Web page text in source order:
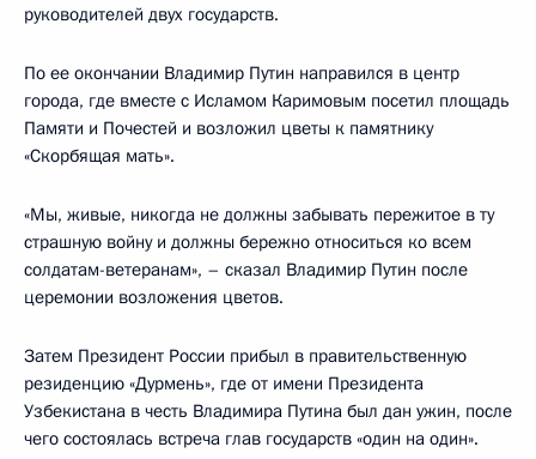
руководителей двух государств.
По ее окончании Владимир Путин направился в центр
города, где вместе с Исламом Каримовым посетил площадь
Памяти и Почестей и возложил цветы к памятнику
«Скорбящая мать».
«Мы, живые, никогда не должны забывать пережитое в ту
страшную войну и должны бережно относиться ко всем
солдатам-ветеранам», – сказал Владимир Путин после
церемонии возложения цветов.
Затем Президент России прибыл в правительственную
резиденцию «Дурмень», где от имени Президента
Узбекистана в честь Владимира Путина был дан ужин, после
чего состоялась встреча глав государств «один на один».